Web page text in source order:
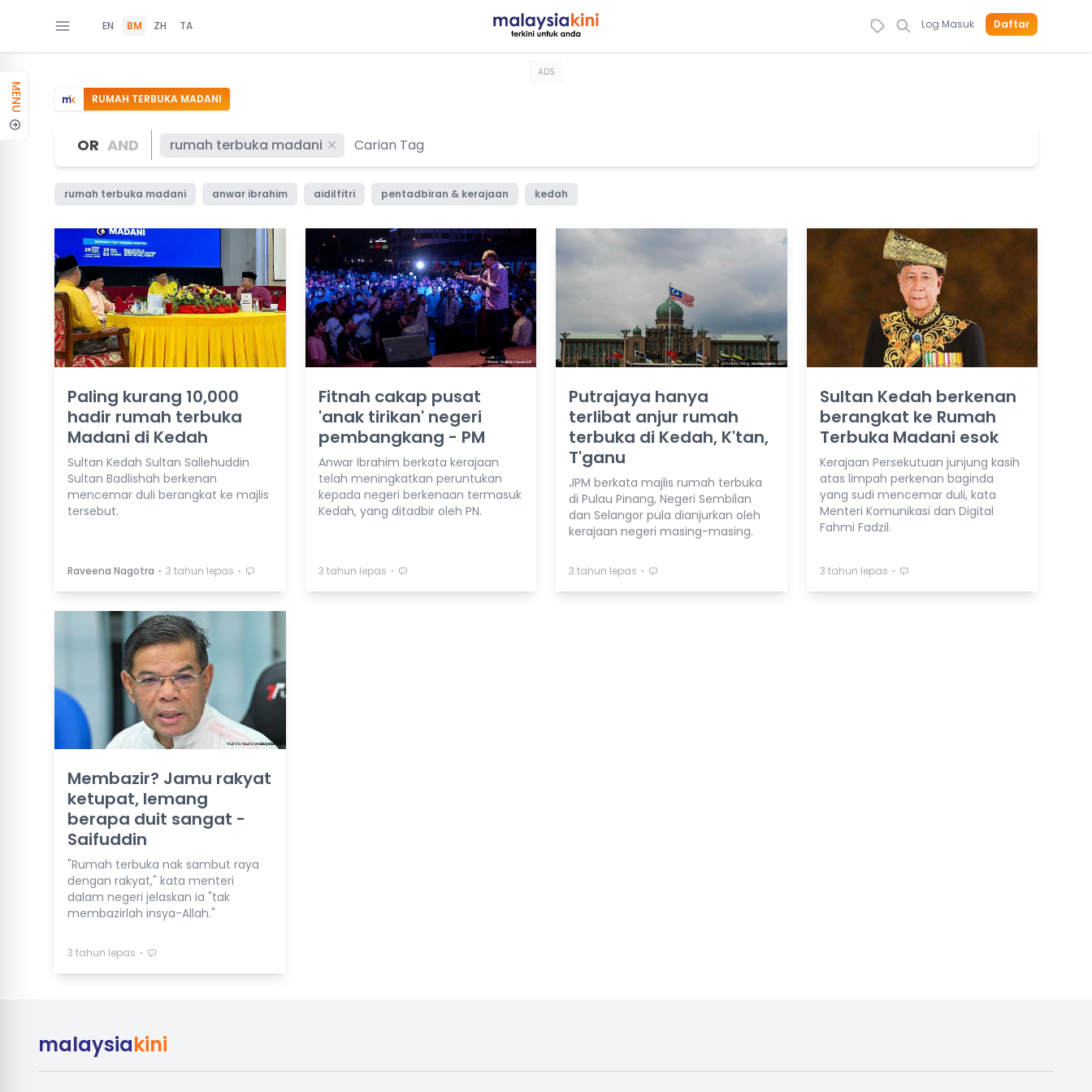
EN BM ZH TA Log Masuk Daftar
MENU
ADS
RUMAH TERBUKA MADANI
OR AND rumah terbuka madani
rumah terbuka madani anwar ibrahim aidilfitri pentadbiran & kerajaan kedah
Paling kurang 10,000
hadir rumah terbuka
Madani di Kedah
Sultan Kedah Sultan Sallehuddin
Sultan Badlishah berkenan
mencemar duli berangkat ke majlis
tersebut.
Raveena Nagotra ⋅ 3 tahun lepas ⋅
Fitnah cakap pusat
'anak tirikan' negeri
pembangkang - PM
Anwar Ibrahim berkata kerajaan
telah meningkatkan peruntukan
kepada negeri berkenaan termasuk
Kedah, yang ditadbir oleh PN.
3 tahun lepas ⋅
Putrajaya hanya
terlibat anjur rumah
terbuka di Kedah, K'tan,
T'ganu
JPM berkata majlis rumah terbuka
di Pulau Pinang, Negeri Sembilan
dan Selangor pula dianjurkan oleh
kerajaan negeri masing-masing.
3 tahun lepas ⋅
Sultan Kedah berkenan
berangkat ke Rumah
Terbuka Madani esok
Kerajaan Persekutuan junjung kasih
atas limpah perkenan baginda
yang sudi mencemar duli, kata
Menteri Komunikasi dan Digital
Fahmi Fadzil.
3 tahun lepas ⋅
Membazir? Jamu rakyat
ketupat, lemang
berapa duit sangat -
Saifuddin
"Rumah terbuka nak sambut raya
dengan rakyat," kata menteri
dalam negeri jelaskan ia "tak
membazirlah insya-Allah."
3 tahun lepas ⋅
malaysiakini